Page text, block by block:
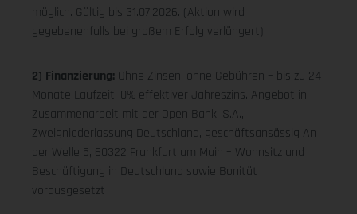
möglich. Gültig bis 31.07.2026. (Aktion wird
gegebenenfalls bei großem Erfolg verlängert).
2) Finanzierung: Ohne Zinsen, ohne Gebühren – bis zu 24
Monate Laufzeit, 0% effektiver Jahreszins. Angebot in
Zusammenarbeit mit der Open Bank, S.A.,
Zweigniederlassung Deutschland, geschäftsansässig An
der Welle 5, 60322 Frankfurt am Main – Wohnsitz und
Beschäftigung in Deutschland sowie Bonität
vorausgesetzt